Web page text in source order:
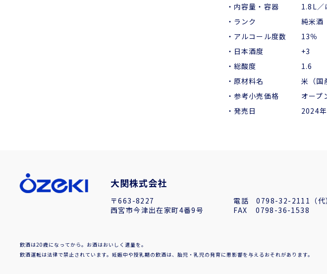
・内容量・容器 1.8L／
・ランク 純米酒（精
・アルコール度数 13％
・日本酒度 +3
・総酸度 1.6
・原材料名 米（国産）
・参考小売価格 オープ
・発売日 2024年9月
大関株式会社
〒663-8227
西宮市今津出在家町4番9号
電話0798-32-2111（代
FAX 0798-36-1538
飲酒は20歳になってから。お酒はおいしく適量を。
飲酒運転は法律で禁止されています。妊娠中や授乳期の飲酒は、胎児・乳児の発育に悪影響を与えるおそれがあります。